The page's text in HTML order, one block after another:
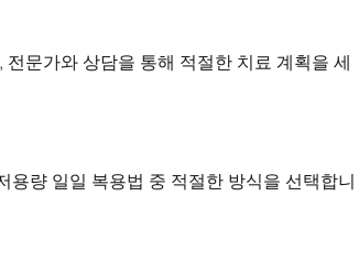
문가와 상담을 통해 적절한 치료 계획을 세
량 일일 복용법 중 적절한 방식을 선택합니